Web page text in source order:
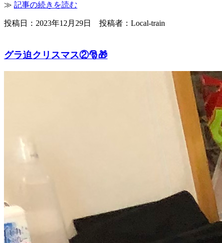
≫ 記事の続きを読む
投稿日：2023年12月29日 投稿者：Local-train
グラ迫クリスマス②🎅🎁